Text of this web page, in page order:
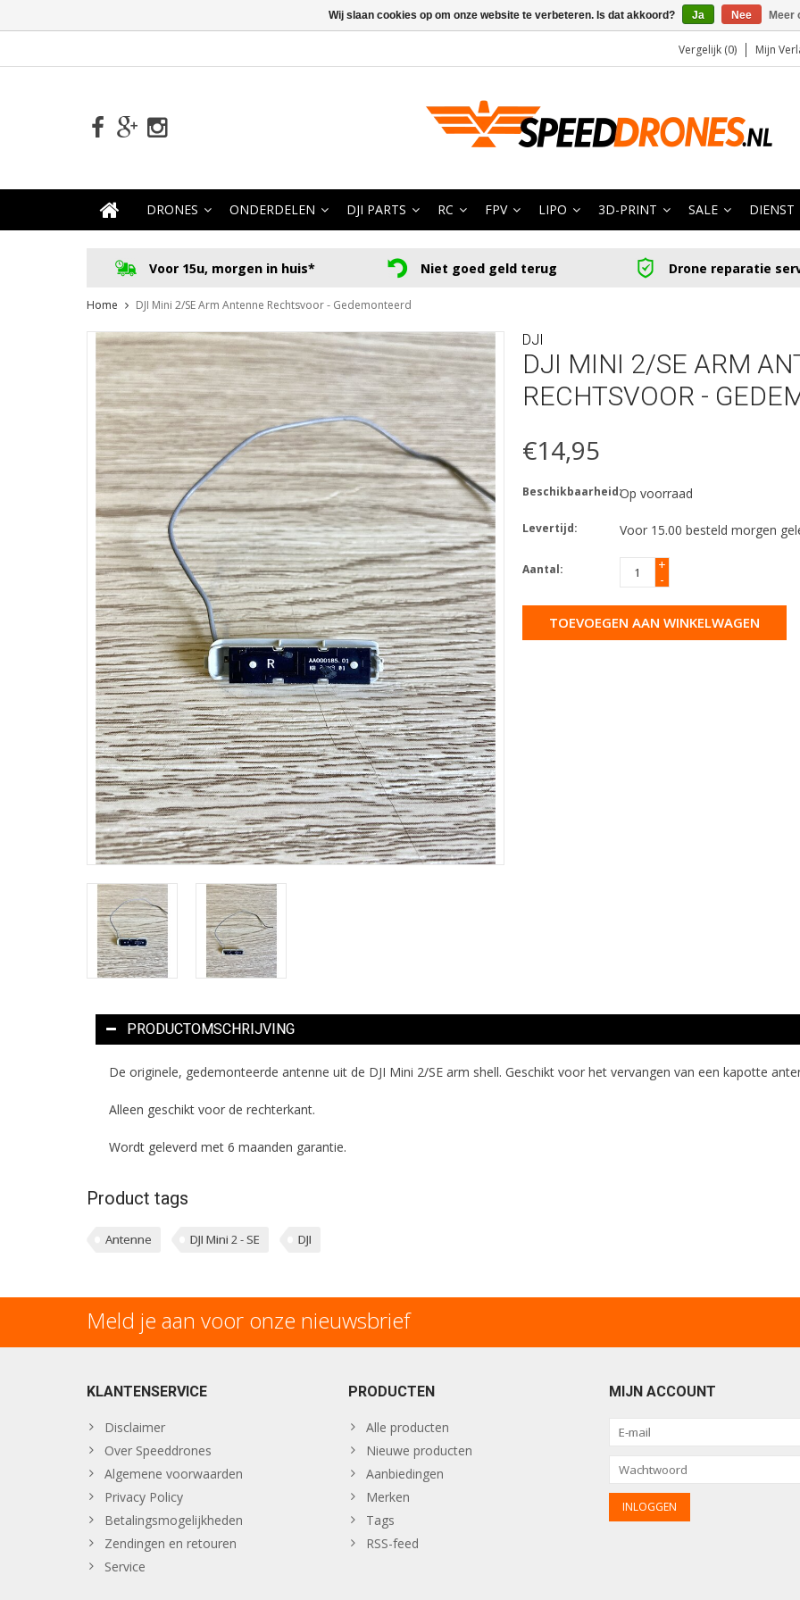
Vergelijk (0) Mijn
DRONES ONDERDELEN DJI PARTS RC FPV LIPO 3D-PRINT SALE DIENST
Voor 15u, morgen in huis* Niet goed geld terug Drone reparatie
Home DJI Mini 2/SE Arm Antenne Rechtsvoor - Gedemonteerd
DJI
DJI MINI 2/SE ARM
RECHTSVOOR -
€14,95
Beschikbaarheid:Op voorraad
Levertijd: Voor 15.00 besteld morgen
Aantal:
+
-
TOEVOEGEN AAN WINKELWAGEN
PRODUCTOMSCHRIJVING
De originele, gedemonteerde antenne uit de DJI Mini 2/SE arm shell. Geschikt voor het vervangen van een kapotte
Alleen geschikt voor de rechterkant.
Wordt geleverd met 6 maanden garantie.
Product tags
Antenne DJI Mini 2 - SE DJI
Meld je aan voor onze nieuwsbrief
KLANTENSERVICE
Disclaimer
Over Speeddrones
Algemene voorwaarden
Privacy Policy
Betalingsmogelijkheden
Zendingen en retouren
Service
PRODUCTEN
Alle producten
Nieuwe producten
Aanbiedingen
Merken
Tags
RSS-feed
MIJN ACCOUNT
Wij slaan cookies op om onze website te verbeteren. Is dat akkoord? Ja Nee Meer